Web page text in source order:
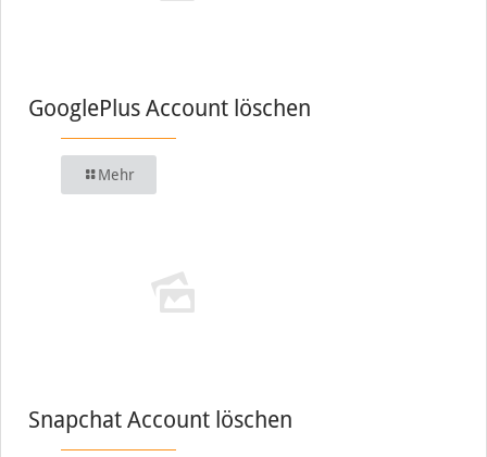
GooglePlus Account löschen
Mehr
Snapchat Account löschen